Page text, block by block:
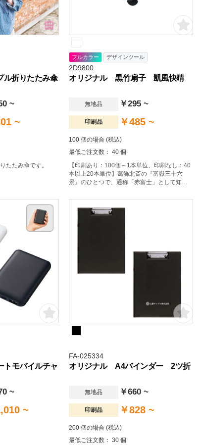
折りたたみ傘
~
~
たたみ傘です。
フルカラー デザインツール
2D9800
オリジナル 黒竹扇子 凱風快晴
無地品 ￥295 ~
印刷品 ￥485 ~
100 個の場合 (税込)
最低ご注文数： 40 個
【印刷あり：100個～1本単位、印刷なし：40
本以上20本単位】葛飾北斎の『富嶽三十六
景』のひとつで、通称「赤富士」として知ら
にも人気の高い、おすすめの絵柄です。
トモバイルチャ
~
~
FA-025334
オリジナル A4バインダー 2ツ折
無地品 ￥660 ~
印刷品 ￥828 ~
200 個の場合 (税込)
最低ご注文数： 30 個